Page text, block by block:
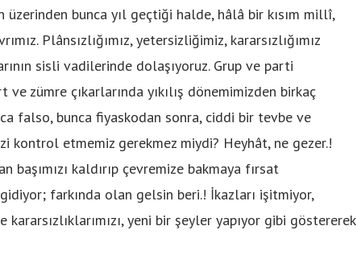
üzerinden bunca yıl geçtiği halde, hâlâ bir kısım millî,
Plânsızlığımız, yetersizliğimiz, kararsızlığımız
sisli vadilerinde dolaşıyoruz. Grup ve parti
zümre çıkarlarında yıkılış dönemimizden birkaç
falso, bunca fiyaskodan sonra, ciddi bir tevbe ve
kontrol etmemiz gerekmez miydi? Heyhât, ne gezer.!
kaldırıp çevremize bakmaya fırsat
farkında olan gelsin beri.! İkazları işitmiyor,
yeni bir şeyler yapıyor gibi göstererek